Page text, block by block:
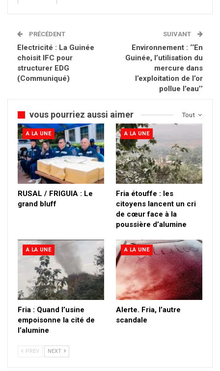
PRÉCÉDENT
Electricité : La Guinée
choisit IFC pour
structurer EDG
(Communiqué)
SUIVANT
Environnement : ‘‘En
Guinée, l’utilisation du
mercure dans
l’exploitation de l’or
pollue l’eau’’
Tout
vous pourriez aussi aimer
A LA UNE
RUSAL / FRIGUIA : Le
grand bluff
A LA UNE
Fria étouffe : les
citoyens lancent un cri
de cœur face à la
poussière d’alumine
A LA UNE
Fria : Quand l’usine
empoisonne la cité de
l’alumine
A LA UNE
Alerte. Fria, l’autre
scandale
PREV NEXT